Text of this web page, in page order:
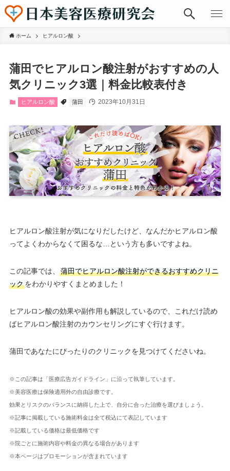
ホーム ヒアルロン酸
蒲田でヒアルロン酸注射がおすすめの人
気クリニック3選｜料金比較表付き
ヒアルロン酸 蒲田 2023年10月31日
ヒアルロン酸注射が気になりだしたけど、なんだかヒアルロン酸
ってよくわからなくて困るな…という方も多いですよね。
この記事では、
蒲田でヒアルロン酸注射ができるおすすめクリニ
ックをわかりやすくまとめました！
ヒアルロン酸の効果や副作用も解説しているので、これだけ読め
ばヒアルロン酸注射のカウンセリングにすぐ行けます。
蒲田であなたにぴったりのクリニックを見つけてくださいね。
※この記事は「医療広告ガイドライン」に沿って執筆しています。
※美容医療は保険適用外の自由診療です。
効果とリスクのバランスに納得した上で、自分に合った治療を選びましょう。
※記事に掲載している施術料金は全て税込にて表記しています
※記載している価格は最低価格です
※院ごとに施術内容や料金の異なる場合があります
※本ページはプロモーションが含まれています